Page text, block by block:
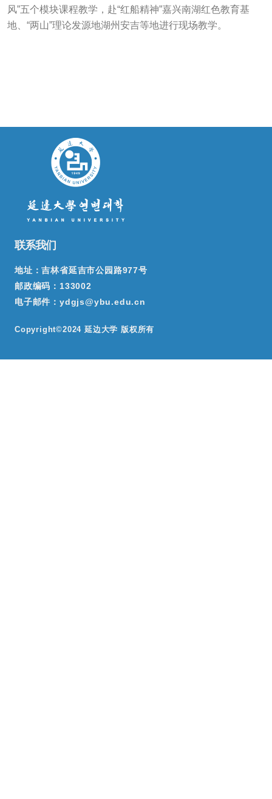
风”五个模块课程教学，赴“红船精神”嘉兴南湖红色教育基
地、“两山”理论发源地湖州安吉等地进行现场教学。
联系我们
地址：吉林省延吉市公园路977号
邮政编码：133002
电子邮件：ydgjs@ybu.edu.cn
Copyright©2024 延边大学 版权所有